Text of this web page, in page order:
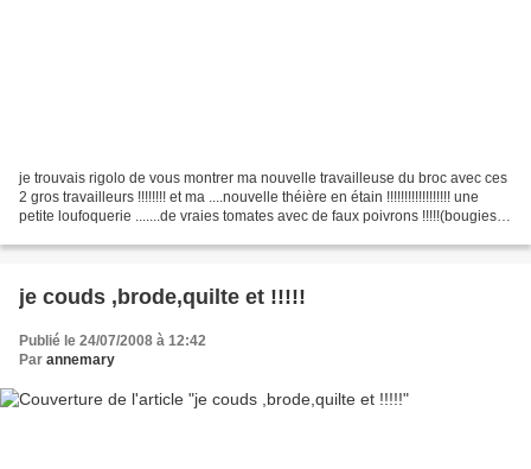
je trouvais rigolo de vous montrer ma nouvelle travailleuse du broc avec ces
2 gros travailleurs !!!!!!!! et ma ....nouvelle théière en étain !!!!!!!!!!!!!!!!!! une
petite loufoquerie .......de vraies tomates avec de faux poivrons !!!!!(bougies)
je couds ,brode,quilte et !!!!!
Publié le 24/07/2008 à 12:42
Par annemary